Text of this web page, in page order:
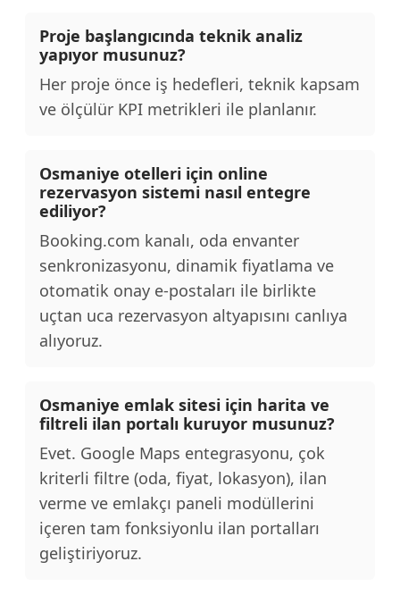
Proje başlangıcında teknik analiz
yapıyor musunuz?
Her proje önce iş hedefleri, teknik kapsam
ve ölçülür KPI metrikleri ile planlanır.
Osmaniye otelleri için online
rezervasyon sistemi nasıl entegre
ediliyor?
Booking.com kanalı, oda envanter
senkronizasyonu, dinamik fiyatlama ve
otomatik onay e-postaları ile birlikte
uçtan uca rezervasyon altyapısını canlıya
alıyoruz.
Osmaniye emlak sitesi için harita ve
filtreli ilan portalı kuruyor musunuz?
Evet. Google Maps entegrasyonu, çok
kriterli filtre (oda, fiyat, lokasyon), ilan
verme ve emlakçı paneli modüllerini
içeren tam fonksiyonlu ilan portalları
geliştiriyoruz.